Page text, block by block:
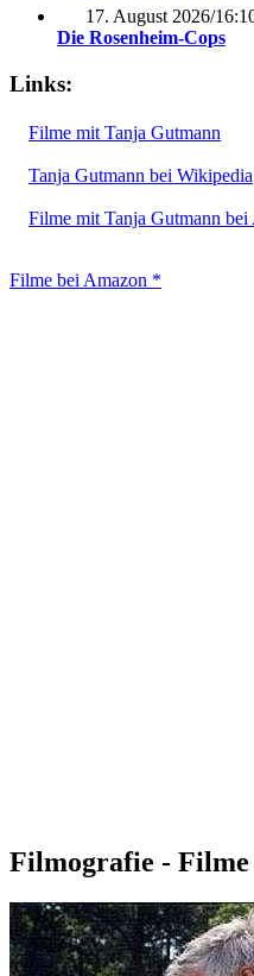
17. August 2026/
Die Rosenheim-Cops
Links:
Filme mit Tanja Gutmann
Tanja Gutmann bei Wikipedia
Filme mit Tanja Gutmann
Filme bei Amazon *
Filmografie -